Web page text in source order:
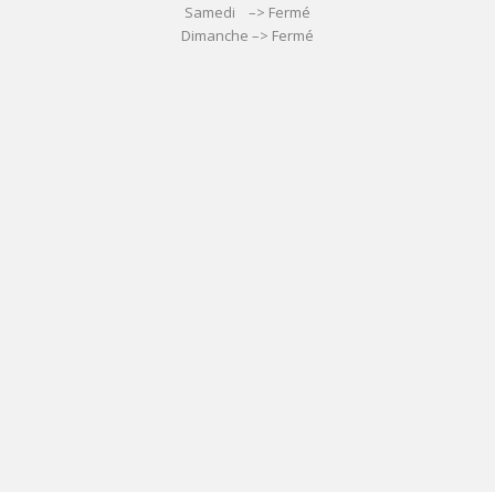
Samedi –> Fermé
Dimanche –> Fermé